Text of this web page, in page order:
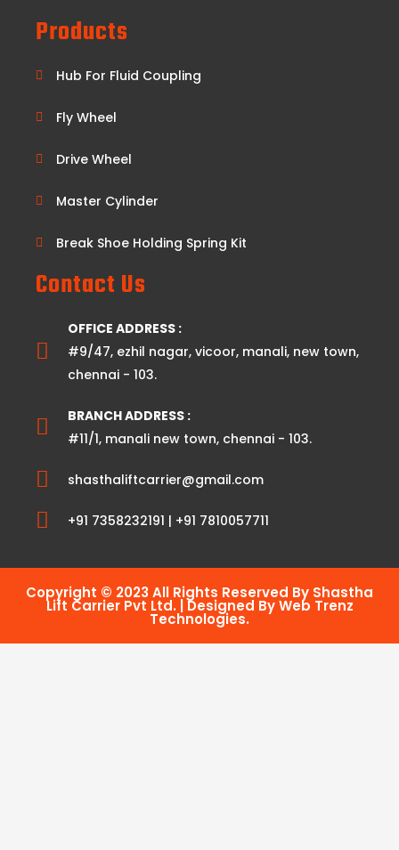
Products
Hub For Fluid Coupling
Fly Wheel
Drive Wheel
Master Cylinder
Break Shoe Holding Spring Kit
Contact Us
OFFICE ADDRESS :
#9/47, ezhil nagar, vicoor, manali, new town,
chennai - 103.
BRANCH ADDRESS :
#11/1, manali new town, chennai - 103.
shasthaliftcarrier@gmail.com
+91 7358232191 | +91 7810057711
Copyright © 2023 All Rights Reserved By Shastha
Lift Carrier Pvt Ltd. | Designed By Web Trenz
Technologies.